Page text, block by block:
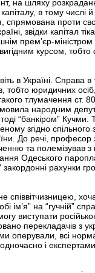
на шляху
в тому числі
спрямована проти
звідки капітал
прем’єр-
курсом,
в Україні. Справа
тобто юридичних
тлумачення ст.
народним
“банкіром” Кучми.
згідно
До речі, професор
та полемізував
Одеського
рахунки
на “гучній”
виступати
перекладачів з
оперували, всі
і